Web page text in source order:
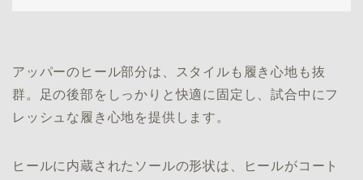
アッパーのヒール部分は、スタイルも履き心地も抜
群。足の後部をしっかりと快適に固定し、試合中にフ
レッシュな履き心地を提供します。
ヒールに内蔵されたソールの形状は、ヒールがコート